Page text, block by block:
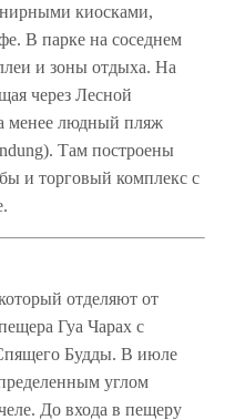
киосками,
В парке на соседнем
и зоны отдыха. На
через Лесной
менее людный пляж
Там построены
и торговый комплекс с
отделяют от
Гуа Чарах с
Будды. В июле
углом
До входа в пещеру